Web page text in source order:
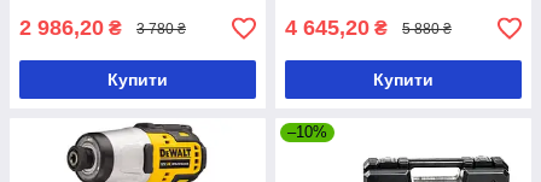
2 986,20 ₴ 3 780 ₴
Купити
4 645,20 ₴ 5 880 ₴
Купити
–10%